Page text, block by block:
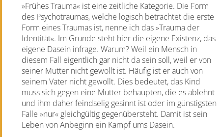
»Frühes Trauma« ist eine zeitliche Kategorie. Die Form
des Psychotraumas, welche logisch betrachtet die erste
Form eines Traumas ist, nenne ich das »Trauma der
Identität«. Im Grunde steht hier die eigene Existenz, das
eigene Dasein infrage. Warum? Weil ein Mensch in
diesem Fall eigentlich gar nicht da sein soll, weil er von
seiner Mutter nicht gewollt ist. Häufig ist er auch von
seinem Vater nicht gewollt. Dies bedeutet, das Kind
muss sich gegen eine Mutter behaupten, die es ablehnt
und ihm daher feindselig gesinnt ist oder im günstigsten
Falle »nur« gleichgültig gegenübersteht. Damit ist sein
Leben von Anbeginn ein Kampf ums Dasein.